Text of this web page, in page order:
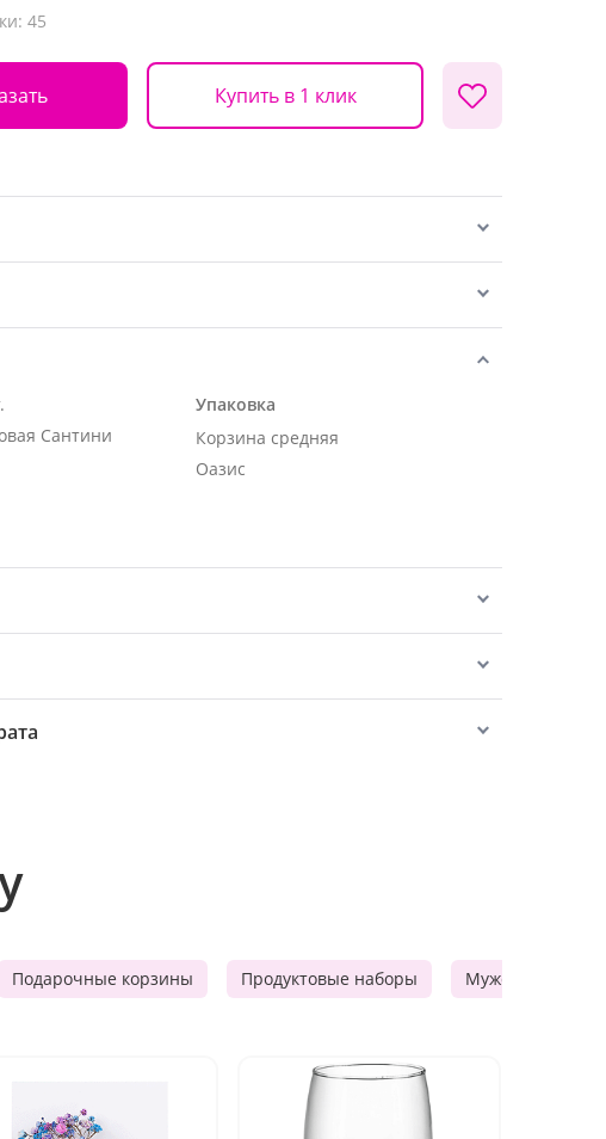
45
Купить в 1 клик
Сантини
Упаковка
Корзина средняя
Оазис
Подарочные корзины Продуктовые наборы Мужские